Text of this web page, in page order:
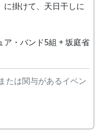
CORPORATION
シアとポン四郎
ンド
アンジェラ
穫れたての
に掛けて、天日干しに
・バンド5組 + 坂庭省
たは関与があるイベン